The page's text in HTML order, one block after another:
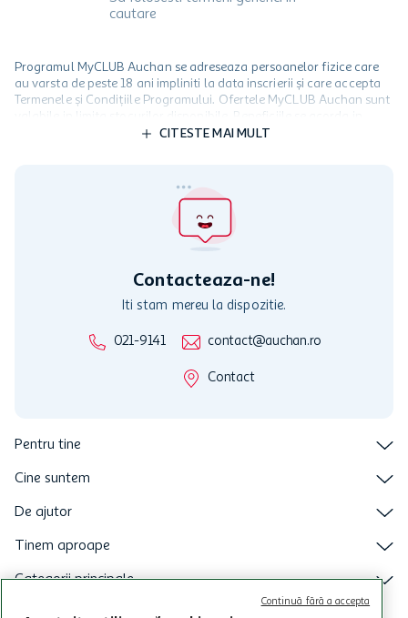
cautare
Programul MyCLUB Auchan se adreseaza persoanelor fizice care
au varsta de peste 18 ani impliniti la data inscrierii și care accepta
Termenele și Condițiile Programului. Ofertele MyCLUB Auchan sunt
limita a 12 unitati / card client o singura data in perioada promotiei.
activitati in afara celor mentionate in Termene si Conditii. Auchan
nu raspunde pentru imposibilitatea utilizarii Cardului in perioada in
care aceste este suspendat sau in perioada in care sunt efectuate
CITESTE MAI MULT
Contacteaza-ne!
Iti stam mereu la dispozitie.
021-9141 contact@auchan.ro
Contact
Pentru tine
Cine suntem
De ajutor
Tinem aproape
Categorii principale
Continuă fără a accepta